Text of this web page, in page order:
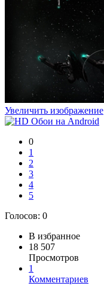
Увеличить изображение
0
1
2
3
4
5
Голосов: 0
В избранное
18 507
Просмотров
1
Комментариев